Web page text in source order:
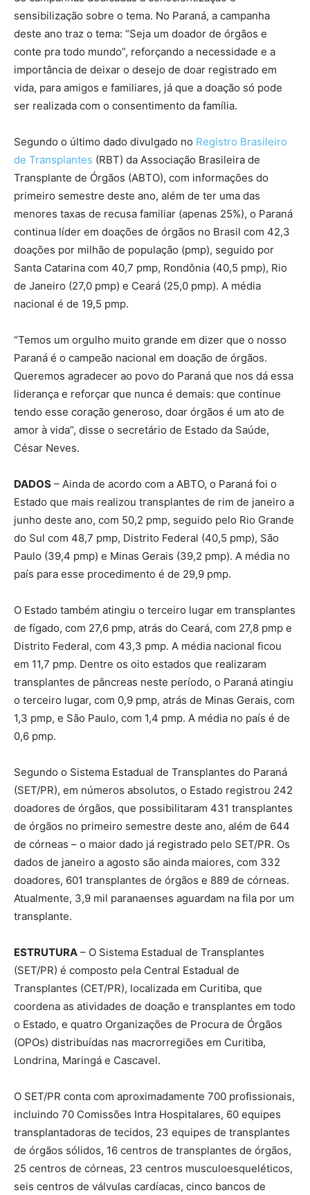
sensibilização sobre o tema. No Paraná, a campanha
deste ano traz o tema: “Seja um doador de órgãos e
conte pra todo mundo”, reforçando a necessidade e a
importância de deixar o desejo de doar registrado em
vida, para amigos e familiares, já que a doação só pode
ser realizada com o consentimento da família.
Segundo o último dado divulgado no Registro Brasileiro
de Transplantes (RBT) da Associação Brasileira de
Transplante de Órgãos (ABTO), com informações do
primeiro semestre deste ano, além de ter uma das
menores taxas de recusa familiar (apenas 25%), o Paraná
continua líder em doações de órgãos no Brasil com 42,3
doações por milhão de população (pmp), seguido por
Santa Catarina com 40,7 pmp, Rondônia (40,5 pmp), Rio
de Janeiro (27,0 pmp) e Ceará (25,0 pmp). A média
nacional é de 19,5 pmp.
“Temos um orgulho muito grande em dizer que o nosso
Paraná é o campeão nacional em doação de órgãos.
Queremos agradecer ao povo do Paraná que nos dá essa
liderança e reforçar que nunca é demais: que continue
tendo esse coração generoso, doar órgãos é um ato de
amor à vida”, disse o secretário de Estado da Saúde,
César Neves.
DADOS – Ainda de acordo com a ABTO, o Paraná foi o
Estado que mais realizou transplantes de rim de janeiro a
junho deste ano, com 50,2 pmp, seguido pelo Rio Grande
do Sul com 48,7 pmp, Distrito Federal (40,5 pmp), São
Paulo (39,4 pmp) e Minas Gerais (39,2 pmp). A média no
país para esse procedimento é de 29,9 pmp.
O Estado também atingiu o terceiro lugar em transplantes
de fígado, com 27,6 pmp, atrás do Ceará, com 27,8 pmp e
Distrito Federal, com 43,3 pmp. A média nacional ficou
em 11,7 pmp. Dentre os oito estados que realizaram
transplantes de pâncreas neste período, o Paraná atingiu
o terceiro lugar, com 0,9 pmp, atrás de Minas Gerais, com
1,3 pmp, e São Paulo, com 1,4 pmp. A média no país é de
0,6 pmp.
Segundo o Sistema Estadual de Transplantes do Paraná
(SET/PR), em números absolutos, o Estado registrou 242
doadores de órgãos, que possibilitaram 431 transplantes
de órgãos no primeiro semestre deste ano, além de 644
de córneas – o maior dado já registrado pelo SET/PR. Os
dados de janeiro a agosto são ainda maiores, com 332
doadores, 601 transplantes de órgãos e 889 de córneas.
Atualmente, 3,9 mil paranaenses aguardam na fila por um
transplante.
ESTRUTURA – O Sistema Estadual de Transplantes
(SET/PR) é composto pela Central Estadual de
Transplantes (CET/PR), localizada em Curitiba, que
coordena as atividades de doação e transplantes em todo
o Estado, e quatro Organizações de Procura de Órgãos
(OPOs) distribuídas nas macrorregiões em Curitiba,
Londrina, Maringá e Cascavel.
O SET/PR conta com aproximadamente 700 profissionais,
incluindo 70 Comissões Intra Hospitalares, 60 equipes
transplantadoras de tecidos, 23 equipes de transplantes
de órgãos sólidos, 16 centros de transplantes de órgãos,
25 centros de córneas, 23 centros musculoesqueléticos,
seis centros de válvulas cardíacas, cinco bancos de